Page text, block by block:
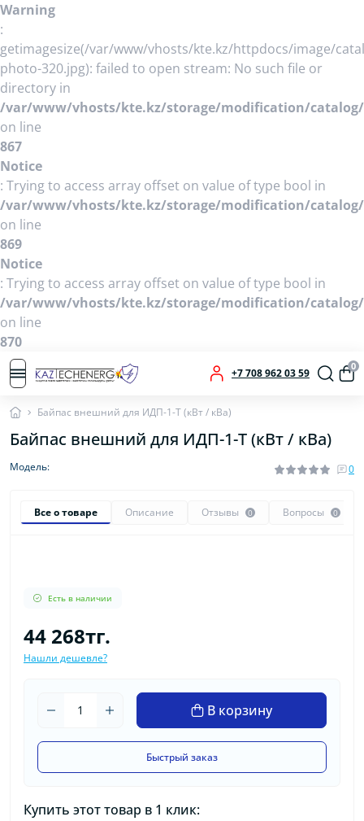
Warning
:
getimagesize(/var/www/vhosts/kte.kz/httpdocs/image/
photo-320.jpg): failed to open stream: No such file or
directory in
/var/www/vhosts/kte.kz/storage/modification/
on line
867
Notice
: Trying to access array offset on value of type bool in
/var/www/vhosts/kte.kz/storage/modification/
on line
869
Notice
: Trying to access array offset on value of type bool in
/var/www/vhosts/kte.kz/storage/modification/
on line
870
+7 708 962 03 59
0
Байпас внешний для ИДП-1-Т (кВт / кВа)
Байпас внешний для ИДП-1-Т (кВт / кВа)
Модель: 0
Все о товаре Описание Отзывы 0 Вопросы 0
Есть в наличии
44 268тг.
Нашли дешевле?
В корзину
Быстрый заказ
Купить этот товар в 1 клик: